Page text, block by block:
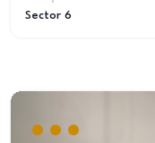
Sector 6